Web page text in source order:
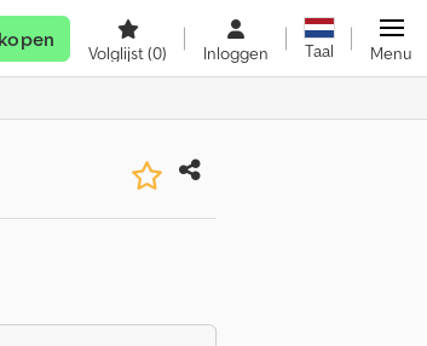
Volglijst(0) Inloggen Taal Menu